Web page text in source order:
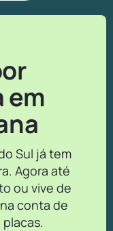
em
Sul já tem
Agora até
ou vive de
conta de